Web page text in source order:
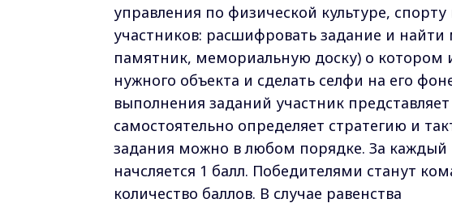
управления по физической культуре,
участников: расшифровать задание и
памятник, мемориальную доску) о котором
нужного объекта и сделать селфи на его
выполнения заданий участник
самостоятельно определяет стратегию и
задания можно в любом порядке. За
начсляется 1 балл. Победителями станут
количество баллов. В случае равенства